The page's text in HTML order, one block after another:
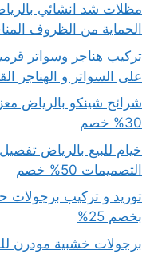
مظلات شد انشائي
الحماية من الظروف المناخية
على السواتر و الهناجر
شرائح شينكو بالرياض
30% خصم
خيام للبيع بالرياض
التصميمات 50% خصم
توريد و تركيب برجولات
بخصم 25%
برجولات خشبية مودرن